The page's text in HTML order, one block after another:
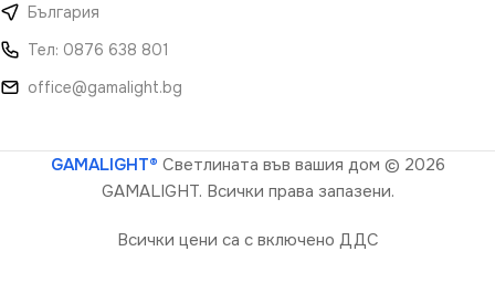
България
Тел: 0876 638 801
office@gamalight.bg
GAMALIGHT® Светлината във вашия дом © 2026
GAMALIGHT. Всички права запазени.
Всички цени са с включено ДДС